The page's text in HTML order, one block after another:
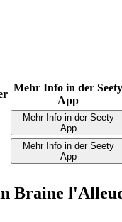
Mehr Info in der Seety
App
Mehr Info in der Seety
App
Mehr Info in der Seety
App
Braine